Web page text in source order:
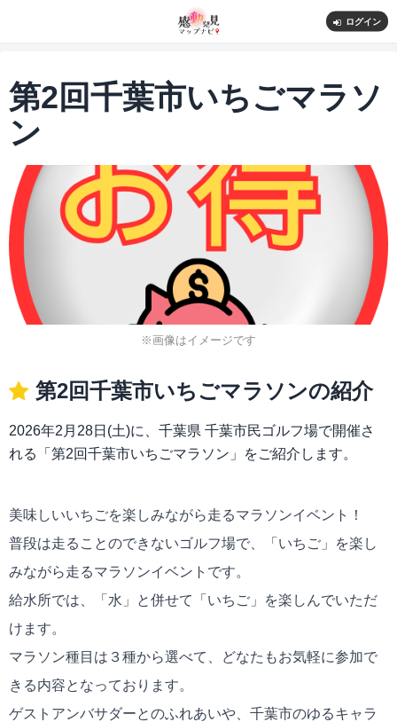
ログイン
第2回千葉市いちごマラソ
ン
※画像はイメージです
第2回千葉市いちごマラソンの紹介
2026年2月28日(土)に、千葉県 千葉市民ゴルフ場で開催さ
れる「第2回千葉市いちごマラソン」をご紹介します。
美味しいいちごを楽しみながら走るマラソンイベント！
普段は走ることのできないゴルフ場で、「いちご」を楽し
みながら走るマラソンイベントです。
給水所では、「水」と併せて「いちご」を楽しんでいただ
けます。
マラソン種目は３種から選べて、どなたもお気軽に参加で
きる内容となっております。
ゲストアンバサダーとのふれあいや、千葉市のゆるキャラ